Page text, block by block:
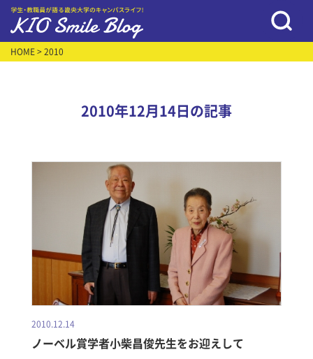
HOME > 2010
2010年12月14日の記事
2010.12.14
ノーベル賞学者小柴昌俊先生をお迎えして